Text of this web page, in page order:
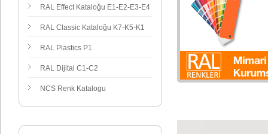
RAL Effect Kataloğu E1-E2-E3-E4
RAL Classic Kataloğu K7-K5-K1
RAL Plastics P1
RAL Dijital C1-C2
NCS Renk Katalogu